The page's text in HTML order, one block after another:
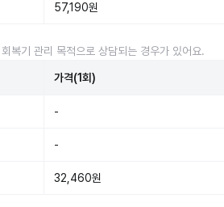
57,190원
복기 관리 목적으로 상담되는 경우가 있어요.
가격(1회)
-
-
32,460원